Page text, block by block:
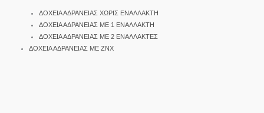
ΔΟΧΕΙΑ ΑΔΡΑΝΕΙΑΣ ΧΩΡΙΣ ΕΝΑΛΛΑΚΤΗ
ΔΟΧΕΙΑ ΑΔΡΑΝΕΙΑΣ ΜΕ 1 ΕΝΑΛΛΑΚΤΗ
ΔΟΧΕΙΑ ΑΔΡΑΝΕΙΑΣ ΜΕ 2 ΕΝΑΛΛΑΚΤΕΣ
ΔΟΧΕΙΑ ΑΔΡΑΝΕΙΑΣ ΜΕ ΖΝΧ